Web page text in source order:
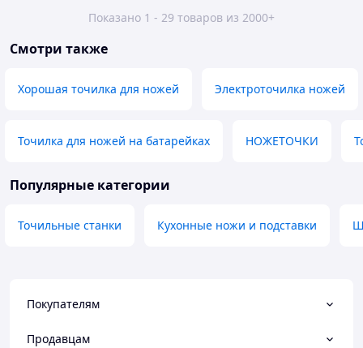
Показано 1 - 29 товаров из 2000+
Смотри также
Хорошая точилка для ножей Электроточилка ножей
Точилка для ножей на батарейках НОЖЕТОЧКИ
Популярные категории
Точильные станки Кухонные ножи и подставки
Покупателям
Продавцам